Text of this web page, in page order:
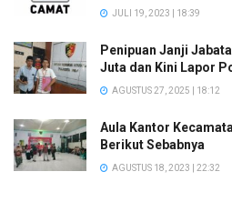
JULI 19, 2023 | 18:39
Penipuan Janji
Juta dan Kini Lapor
AGUSTUS 27, 2025 | 18:12
Aula Kantor
Berikut Sebabnya
AGUSTUS 18, 2023 | 22:32